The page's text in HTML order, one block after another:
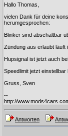
Hallo Thomas,
vielen Dank für deine
herumgesprochen:
Blinker sind abschaltbar
Zündung aus erlaubt läuft
Hupsignal ist jetzt auch
Speedlimit jetzt
Gruss, Sven
--
http://
Antworten